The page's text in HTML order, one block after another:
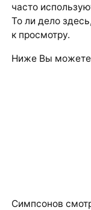
часто
То ли дело
к просмотру.
Ниже Вы можете
Симпсонов